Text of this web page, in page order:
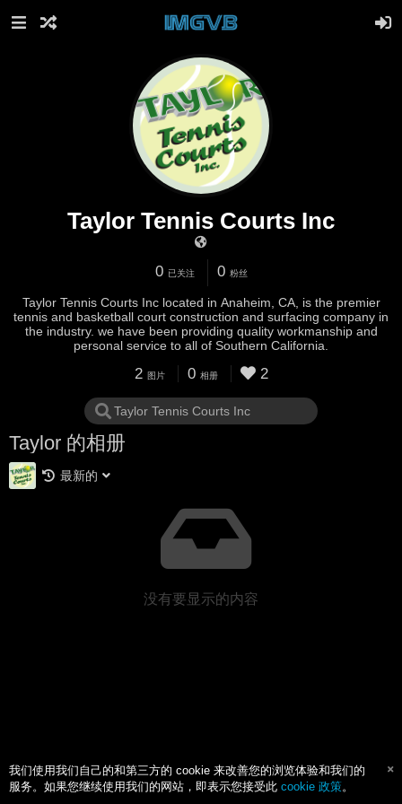
Taylor Tennis Courts Inc
0 已关注 0 粉丝
Taylor Tennis Courts Inc located in Anaheim, CA, is the premier
tennis and basketball court construction and surfacing company in
the industry. we have been providing quality workmanship and
personal service to all of Southern California.
2 图片 0 相册 2
Taylor 的相册
最新的
没有要显示的内容
我们使用我们自己的和第三方的 cookie 来改善您的浏览体验和我们的
服务。如果您继续使用我们的网站，即表示您接受此 cookie 政策。